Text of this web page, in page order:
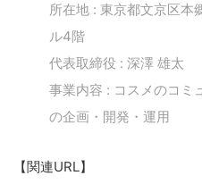
所在地 : 東京都文京区
ル4階
代表取締役 : 深澤 雄太
事業内容 : コスメのコミ
の企画・開発・運用
【関連URL】